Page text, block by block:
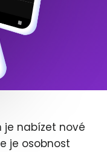
je nabízet nové
je osobnost